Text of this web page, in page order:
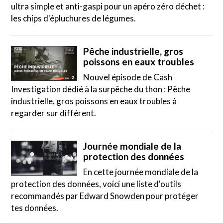
ultra simple et anti-gaspi pour un apéro zéro déchet :
les chips d'épluchures de légumes.
Pêche industrielle, gros
poissons en eaux troubles
Nouvel épisode de Cash
Investigation dédié à la surpêche du thon : Pêche
industrielle, gros poissons en eaux troubles à
regarder sur différent.
Journée mondiale de la
protection des données
En cette journée mondiale de la
protection des données, voici une liste d'outils
recommandés par Edward Snowden pour protéger
tes données.